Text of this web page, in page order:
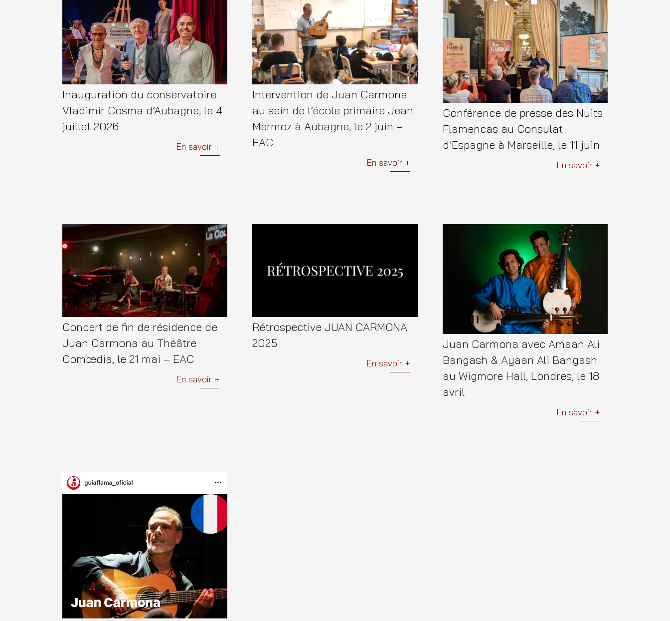
Inauguration du conservatoire
Vladimir Cosma d’Aubagne, le 4
juillet 2026
En savoir +
Intervention de Juan Carmona
au sein de l’école primaire Jean
Mermoz à Aubagne, le 2 juin –
EAC
En savoir +
Conférence de presse des Nuits
Flamencas au Consulat
d’Espagne à Marseille, le 11 juin
En savoir +
Concert de fin de résidence de
Juan Carmona au Théâtre
Comœdia, le 21 mai – EAC
En savoir +
Rétrospective JUAN CARMONA
2025
En savoir +
Juan Carmona avec Amaan Ali
Bangash & Ayaan Ali Bangash
au Wigmore Hall, Londres, le 18
avril
En savoir +